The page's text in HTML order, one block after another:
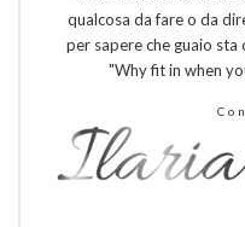
qualcosa da fare o da
per sapere che guaio
"Why fit in when